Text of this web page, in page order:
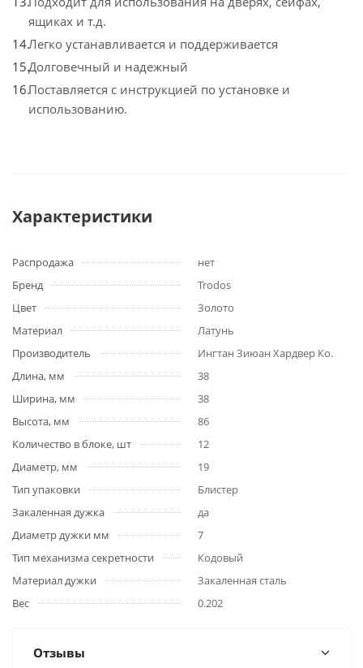
ящиках и т.д.
Легко устанавливается и поддерживается
Долговечный и надежный
Поставляется с инструкцией по установке и
использованию.
Характеристики
Распродажа
нет
Бренд
Trodos
Цвет
Золото
Материал
Латунь
Производитель
Ингтан Зиюан Хардвер Ко.
Длина, мм
38
Ширина, мм
38
Высота, мм
86
Количество в блоке, шт
12
Диаметр, мм
19
Тип упаковки
Блистер
Закаленная дужка
да
Диаметр дужки мм
7
Тип механизма секретности
Кодовый
Материал дужки
Закаленная сталь
Вес
0.202
Отзывы